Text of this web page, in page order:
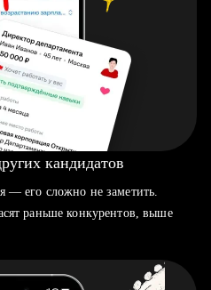
кандидатов
— его сложно не заметить.
раньше конкурентов, выше